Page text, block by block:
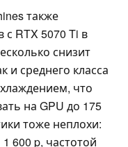
также
RTX 5070 Ti в
снизит
и среднего класса
что
на GPU до 175
тоже неплохи:
600 p, частотой